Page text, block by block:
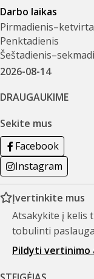
Darbo laikas
Penktadienis
2026-08-14
DRAUGAUKIME
Sekite mus
Facebook
Instagram
Įvertinkite mus
Atsakykite į kelis
tobulinti
Pildyti vertinimo